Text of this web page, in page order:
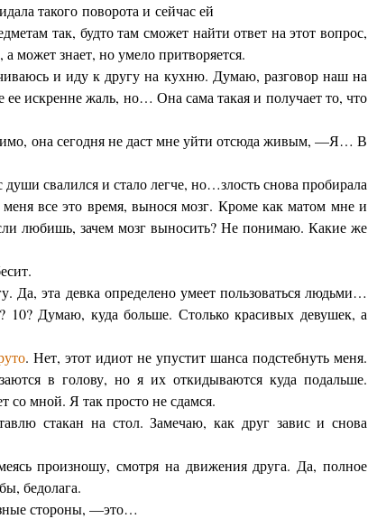
такого поворота и сейчас ей
так, будто там сможет найти ответ на этот вопрос,
может знает, но умело притворяется.
и иду к другу на кухню. Думаю, разговор наш на
искренне жаль, но… Она сама такая и получает то, что
она сегодня не даст мне уйти отсюда живым, —Я… В
свалился и стало легче, но…злость снова пробирала
все это время, вынося мозг. Кроме как матом мне и
любишь, зачем мозг выносить? Не понимаю. Какие же
эта девка определено умеет пользоваться людьми…
Думаю, куда больше. Столько красивых девушек, а
. Нет, этот идиот не упустит шанса подстебнуть меня.
в голову, но я их откидываются куда подальше.
со мной. Я так просто не сдамся.
стакан на стол. Замечаю, как друг завис и снова
произношу, смотря на движения друга. Да, полное
бедолага.
стороны, —это…